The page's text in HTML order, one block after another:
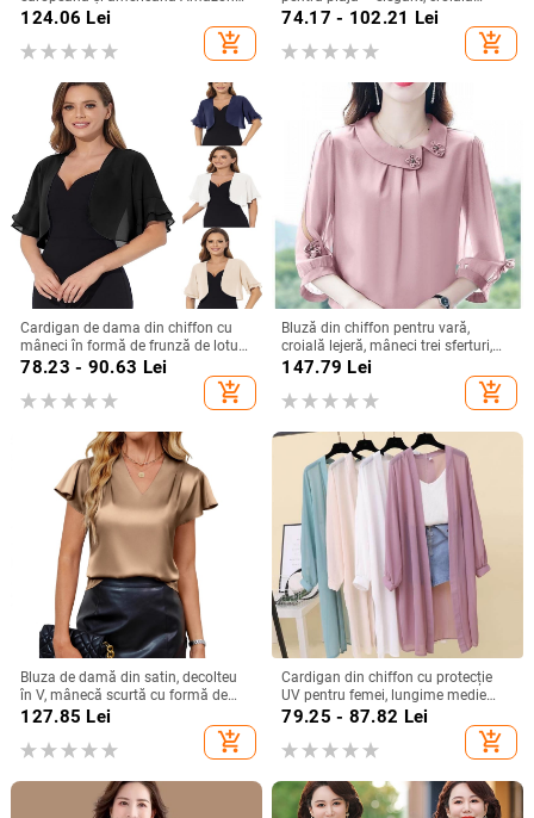
Elegant Fashion Casual Elegant de
mărime mare din șifon cu mânecă
scurtă și mânecă scurtă
124.06 Lei
add_shopping_cart
lejeră, guler rotund, mâneci lungi,
74.17 - 102.21 Lei
add_shopping_cart
Cardigan de dama din chiffon cu
mâneci în formă de frunză de lotus,
mâneci scurte, guler semi-deschis,
78.23 - 90.63 Lei
add_shopping_cart
Bluză din chiffon pentru vară,
croială lejeră, mâneci trei sferturi,
material poliester
147.79 Lei
add_shopping_cart
Bluza de damă din satin, decolteu
în V, mânecă scurtă cu formă de
frunză de lotus, croială lejeră, uni
127.85 Lei
add_shopping_cart
Cardigan din chiffon cu protecție
UV pentru femei, lungime medie
65–80 cm, guler polo, mâneci lungi
79.25 - 87.82 Lei
add_shopping_cart